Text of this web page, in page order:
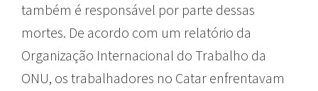
também é responsável por parte dessas
mortes. De acordo com um relatório da
Organização Internacional do Trabalho da
ONU, os trabalhadores no Catar enfrentavam